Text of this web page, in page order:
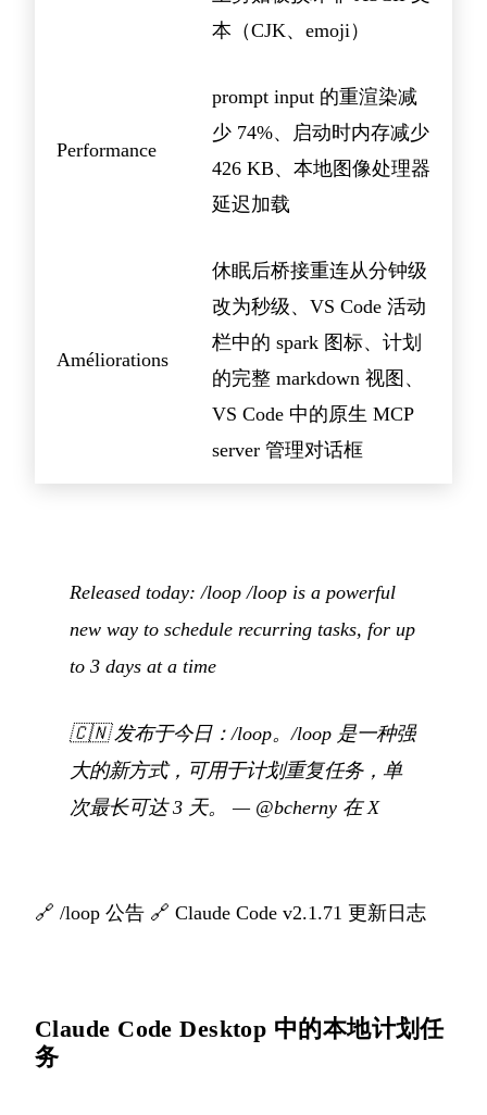
本（CJK、emoji）
Performance
prompt input 的重渲染减
少 74%、启动时内存减少
426 KB、本地图像处理器
延迟加载
Améliorations
休眠后桥接重连从分钟级
改为秒级、VS Code 活动
栏中的 spark 图标、计划
的完整 markdown 视图、
VS Code 中的原生 MCP
server 管理对话框
Released today: /loop /loop is a powerful
new way to schedule recurring tasks, for up
to 3 days at a time
🇨🇳发布于今日：/loop。/loop 是一种强
大的新方式，可用于计划重复任务，单
次最长可达 3 天。
— @bcherny 在 X
🔗 /loop 公告 🔗 Claude Code v2.1.71 更新日志
Claude Code Desktop 中的本地计划任
务